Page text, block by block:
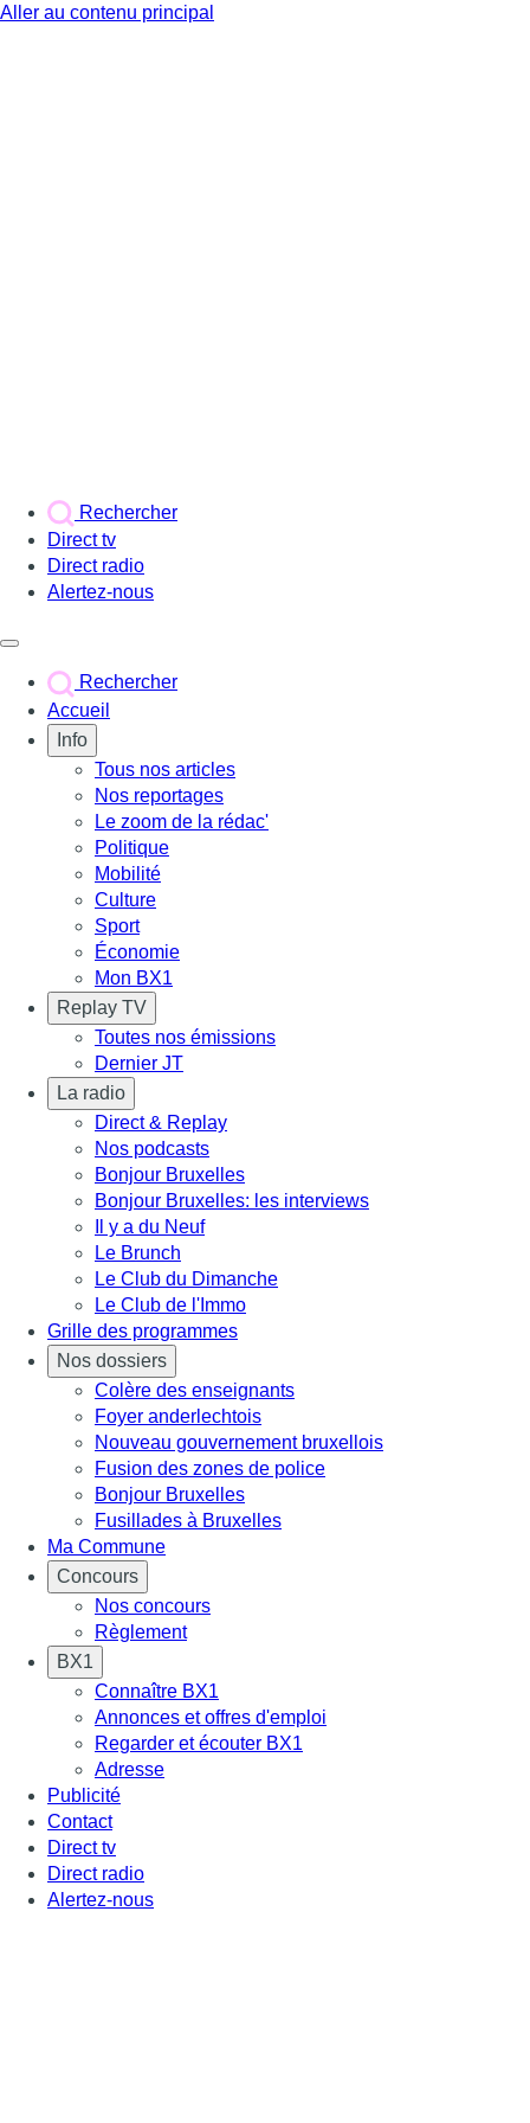
Aller au contenu principal
Rechercher
Direct tv
Direct radio
Alertez-nous
Rechercher
Accueil
Info
Tous nos articles
Nos reportages
Le zoom de la rédac'
Politique
Mobilité
Culture
Sport
Économie
Mon BX1
Replay TV
Toutes nos émissions
Dernier JT
La radio
Direct & Replay
Nos podcasts
Bonjour Bruxelles
Bonjour Bruxelles: les interviews
Il y a du Neuf
Le Brunch
Le Club du Dimanche
Le Club de l'Immo
Grille des programmes
Nos dossiers
Colère des enseignants
Foyer anderlechtois
Nouveau gouvernement bruxellois
Fusion des zones de police
Bonjour Bruxelles
Fusillades à Bruxelles
Ma Commune
Concours
Nos concours
Règlement
BX1
Connaître BX1
Annonces et offres d'emploi
Regarder et écouter BX1
Adresse
Publicité
Contact
Direct tv
Direct radio
Alertez-nous